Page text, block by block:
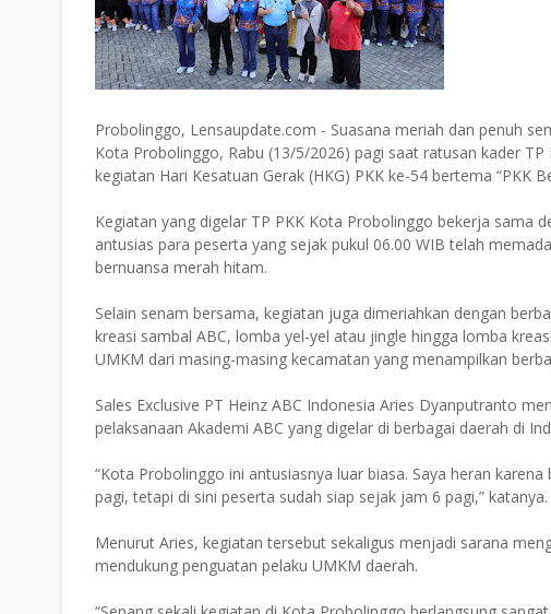
Probolinggo, Lensaupdate.com - Suasana meriah dan penuh
Kota Probolinggo, Rabu (13/5/2026) pagi saat ratusan kader
kegiatan Hari Kesatuan Gerak (HKG) PKK ke-54 bertema “PKK
Kegiatan yang digelar TP PKK Kota Probolinggo bekerja sama
antusias para peserta yang sejak pukul 06.00 WIB telah
bernuansa merah hitam.
Selain senam bersama, kegiatan juga dimeriahkan dengan
kreasi sambal ABC, lomba yel-yel atau jingle hingga lomba
UMKM dari masing-masing kecamatan yang menampilkan
Sales Exclusive PT Heinz ABC Indonesia Aries Dyanputranto
pelaksanaan Akademi ABC yang digelar di berbagai daerah di
“Kota Probolinggo ini antusiasnya luar biasa. Saya heran
pagi, tetapi di sini peserta sudah siap sejak jam 6 pagi,” katanya.
Menurut Aries, kegiatan tersebut sekaligus menjadi sarana
mendukung penguatan pelaku UMKM daerah.